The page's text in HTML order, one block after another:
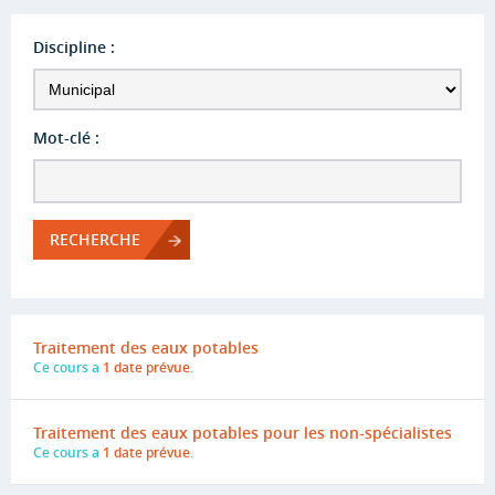
Discipline :
Mot-clé :
RECHERCHE
Traitement des eaux potables
Ce cours a 1 date prévue.
Traitement des eaux potables pour les non-spécialistes
Ce cours a 1 date prévue.